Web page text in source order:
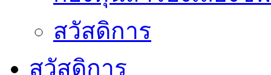
สวัสดิการ
สวัสดิการ